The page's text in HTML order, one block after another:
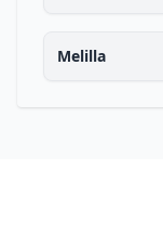
Melilla